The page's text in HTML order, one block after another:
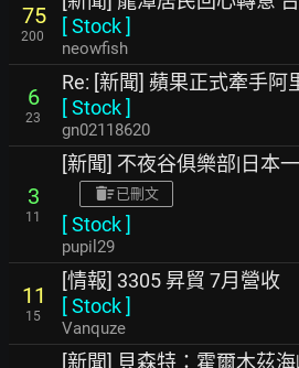
75
200
[Stock]
neowfish
6
23
Re: [新聞] 蘋果正式牽手阿
[Stock]
gn02118620
3
11
[新聞] 不夜谷俱樂部|日本
已刪文
[Stock]
pupil29
11
15
[情報] 3305 昇貿 7月營收
[Stock]
Vanquze
[新聞] 貝森特：霍爾木茲